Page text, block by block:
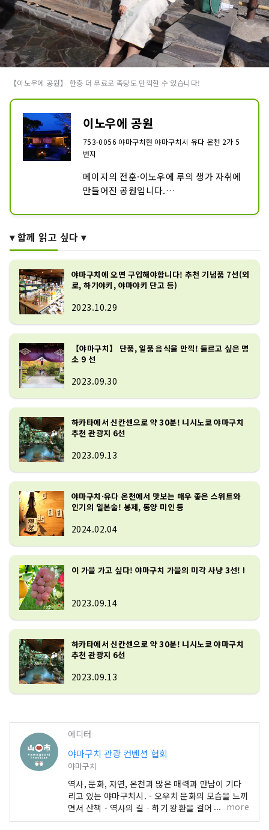
【이노우에 공원】 한층 더 무료로 족탕도 만끽할 수 있습니다!
이노우에 공원
753-0056 야마구치현 야마구치시 유다 온천 2가 5
번지
메이지의 전훈·이노우에 루의 생가 자취에
만들어진 공원입니다.
도락해 온 산조미 츄라 칠경의 숙소도 되었
실미가 숙소에 대고 있는 건물을 재현하여
지어진 「무원정」, 유다 온천 태생의 시
인·나카하라 나카야의 시 「귀향」의 일
절을 새긴 시비, 일시 유다 온천에 살았던
서 유다 온천과 함께 새겨진 역사를 접할
수 있습니다.
또, 공원 내에는 무료로 이용할 수 있는 족
탕이나, 유다 온천만의 흰 여우의 형태를
울리는 가운데, 시민이나 관광객의 사람들
의 교류나 휴식의 장소가 되어 있습니다.
▾ 함께 읽고 싶다 ▾
야마구치에 오면 구입해야합니다! 추천 기념품 7선(외
로, 하기야키, 야마야키 단고 등)
2023.10.29
【야마구치】 단풍, 일품 음식을 만끽! 들르고 싶은 명
소 9 선
2023.09.30
하카타에서 신칸센으로 약 30분! 니시노쿄 야마구치
추천 관광지 6선
2023.09.13
야마구치·유다 온천에서 맛보는 매우 좋은 스위트와
인기의 일본술! 봉제, 동양 미인 등
2024.02.04
이 가을 가고 싶다! 야마구치 가을의 미각 사냥 3선! !
2023.09.14
하카타에서 신칸센으로 약 30분! 니시노쿄 야마구치
추천 관광지 6선
2023.09.13
에디터
야마구치 관광 컨벤션 협회
야마구치
역사, 문화, 자연, 온천과 많은 매력과 만남이 기다
리고 있는 야마구치시. - 오우치 문화의 모습을 느끼
면서 산책 - 역사의 길 · 하기 왕환을 걸어 본다 - SL
야마구치 호를 만나러 간다. - 여유롭게 유다 온천을
more